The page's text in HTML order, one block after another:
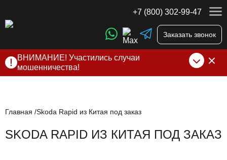
+7 (800) 302-99-47
Заказать звонок
ВНИМАНИЕ! Участились случаи
мошенничества!
нами по официальнымконтактам, указанным в соц сетях
Главная Skoda Rapid из Китая под заказ
SKODA RAPID ИЗ КИТАЯ ПОД ЗАКАЗ